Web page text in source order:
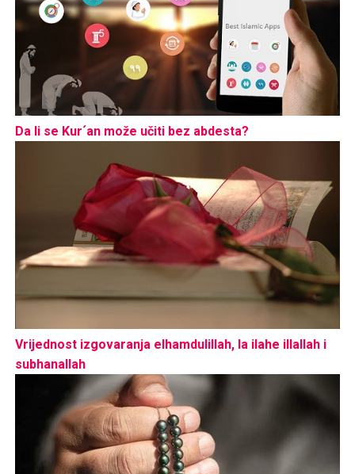
Da li se Kur´an može učiti bez abdesta?
Vrijednost izgovaranja elhamdulillah, la ilahe illallah i
subhanallah